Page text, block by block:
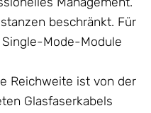
beschränkt. Für
Mode-Module
Reichweite ist von der
Glasfaserkabels